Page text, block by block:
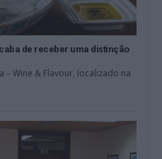
de receber uma distinção
– Wine & Flavour, localizado na